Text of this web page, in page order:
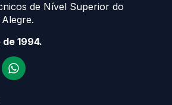
de Nível Superior do
1994.